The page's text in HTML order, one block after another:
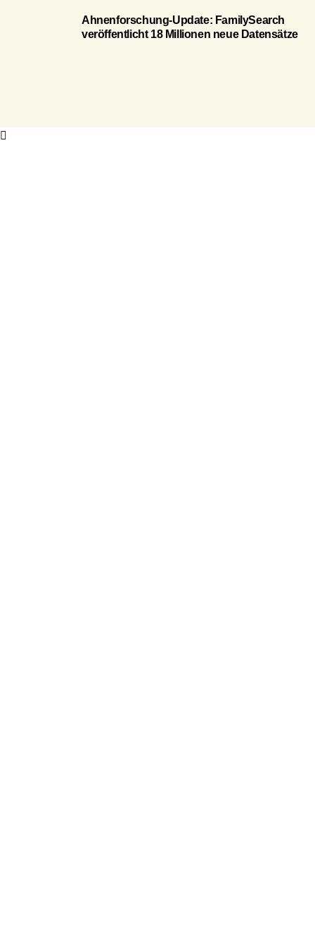
Ahnenforschung-Update: FamilySearch
veröffentlicht 18 Millionen neue Datensätze